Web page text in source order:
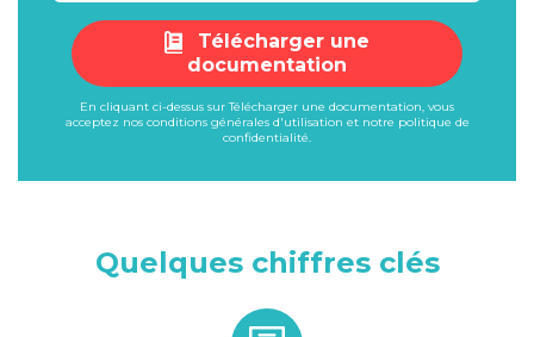
documentation
En cliquant ci-dessus sur Télécharger une documentation, vous
acceptez nos conditions générales d'utilisation et notre politique de
confidentialité.
Quelques chiffres clés